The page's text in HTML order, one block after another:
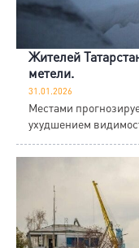
Жителей
метели.
31.01.2026
Местами
ухудшением